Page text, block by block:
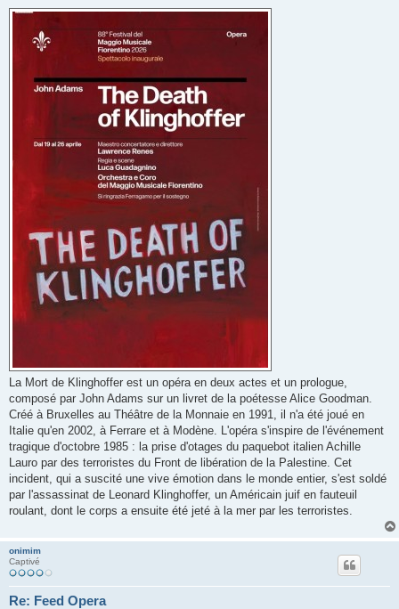
La Mort de Klinghoffer est un opéra en deux actes et un prologue,
composé par John Adams sur un livret de la poétesse Alice Goodman.
Créé à Bruxelles au Théâtre de la Monnaie en 1991, il n'a été joué en
Italie qu'en 2002, à Ferrare et à Modène. L'opéra s'inspire de l'événement
tragique d'octobre 1985 : la prise d'otages du paquebot italien Achille
Lauro par des terroristes du Front de libération de la Palestine. Cet
incident, qui a suscité une vive émotion dans le monde entier, s'est soldé
par l'assassinat de Leonard Klinghoffer, un Américain juif en fauteuil
roulant, dont le corps a ensuite été jeté à la mer par les terroristes.
onimim
Captivé
Re: Feed Opera